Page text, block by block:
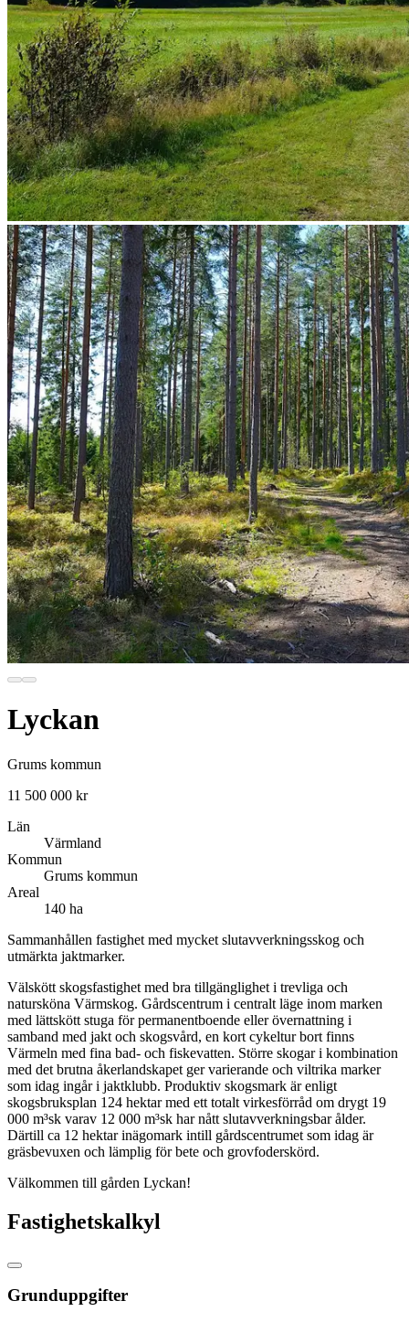
Lyckan
Grums kommun
11 500 000 kr
Län
Värmland
Kommun
Grums kommun
Areal
140 ha
Sammanhållen fastighet med mycket slutavverkningsskog och
utmärkta jaktmarker.
Välskött skogsfastighet med bra tillgänglighet i trevliga och
natursköna Värmskog. Gårdscentrum i centralt läge inom marken
med lättskött stuga för permanentboende eller övernattning i
samband med jakt och skogsvård, en kort cykeltur bort finns
Värmeln med fina bad- och fiskevatten. Större skogar i kombination
med det brutna åkerlandskapet ger varierande och viltrika marker
som idag ingår i jaktklubb. Produktiv skogsmark är enligt
skogsbruksplan 124 hektar med ett totalt virkesförråd om drygt 19
000 m³sk varav 12 000 m³sk har nått slutavverkningsbar ålder.
Därtill ca 12 hektar inägomark intill gårdscentrumet som idag är
gräsbevuxen och lämplig för bete och grovfoderskörd.
Välkommen till gården Lyckan!
Fastighetskalkyl
Grunduppgifter